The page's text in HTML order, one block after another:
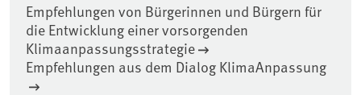
Empfehlungen von Bürgerinnen und Bürgern für
die Entwicklung einer vorsorgenden
Klimaanpassungsstrategie
Empfehlungen aus dem Dialog KlimaAnpassung